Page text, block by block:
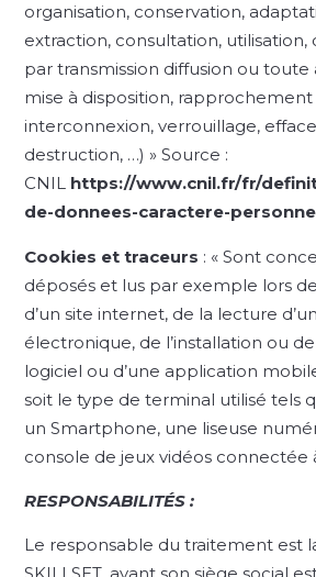
organisation, conservation,
extraction, consultation,
par transmission diffusion ou
mise à disposition, rapprochement
interconnexion, verrouillage,
destruction, …) » Source :
CNIL https://www.cnil.fr/fr/
de-donnees-caractere-
Cookies et traceurs : « Sont
déposés et lus par exemple lors
d’un site internet, de la lecture
électronique, de l’installation ou de
logiciel ou d’une application
soit le type de terminal utilisé tels
un Smartphone, une liseuse
console de jeux vidéos connectée
RESPONSABILITÉS :
Le responsable du traitement est